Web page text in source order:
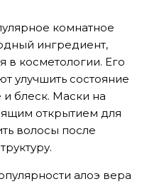
комнатное
ингредиент,
в косметологии. Его
улучшить состояние
блеск. Маски на
открытием для
волосы после
алоэ вера